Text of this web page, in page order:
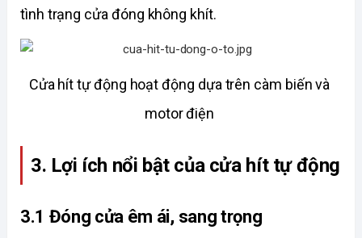
tình trạng cửa đóng không khít.
Cửa hít tự động hoạt động dựa trên càm biến và
motor điện
3. Lợi ích nổi bật của cửa hít tự động
3.1 Đóng cửa êm ái, sang trọng